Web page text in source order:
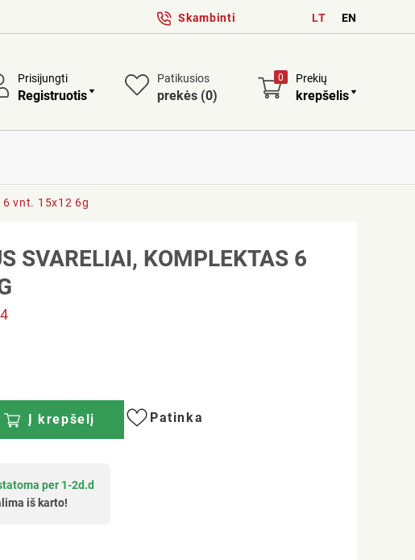
Skambinti LT EN
Prisijungti
Registruotis
Patikusios
prekės (0)
0 Prekių
krepšelis
vnt. 15x12 6g
SVARELIAI, KOMPLEKTAS 6
Į krepšelį Patinka
per 1-2d.d
iš karto!